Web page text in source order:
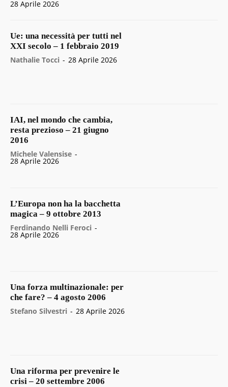
28 Aprile 2026
Ue: una necessità per tutti nel
XXI secolo – 1 febbraio 2019
Nathalie Tocci - 28 Aprile 2026
IAI, nel mondo che cambia,
resta prezioso – 21 giugno
2016
Michele Valensise -
28 Aprile 2026
L’Europa non ha la bacchetta
magica – 9 ottobre 2013
Ferdinando Nelli Feroci -
28 Aprile 2026
Una forza multinazionale: per
che fare? – 4 agosto 2006
Stefano Silvestri - 28 Aprile 2026
Una riforma per prevenire le
crisi – 20 settembre 2006